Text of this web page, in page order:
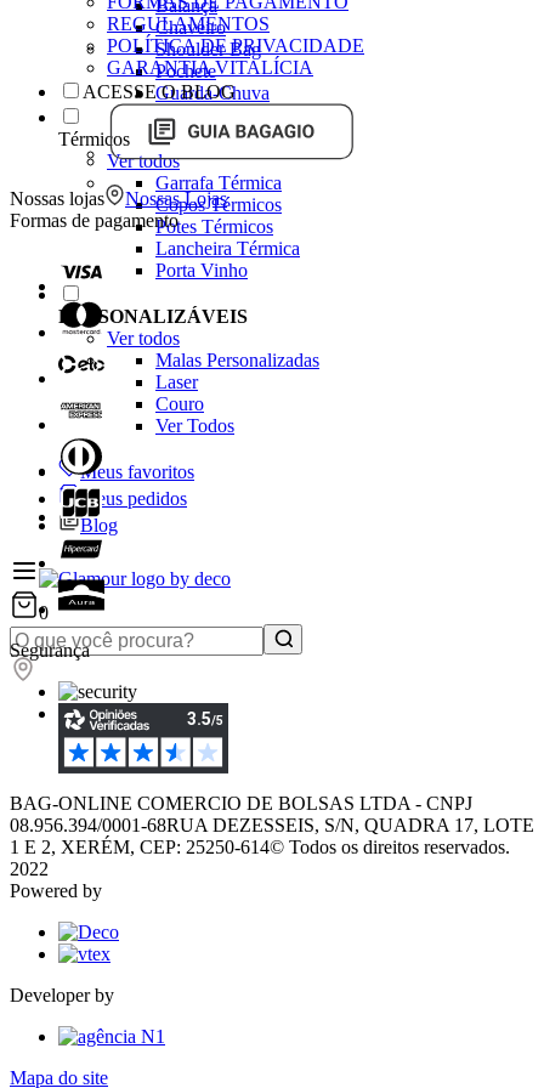
Balança
Chaveiro
Shoulder Bag
Pochete
Guarda-Chuva
Térmicos
Ver todos
Garrafa Térmica
Copos Térmicos
Potes Térmicos
Lancheira Térmica
Porta Vinho
PERSONALIZÁVEIS
Ver todos
Malas Personalizadas
Laser
Couro
Ver Todos
Meus favoritos
Meus pedidos
Blog
0
REGULAMENTOS
POLÍTICA DE PRIVACIDADE
GARANTIA VITALÍCIA
ACESSE O BLOG
Nossas lojas
Nossas Lojas
Formas de pagamento
Segurança
BAG-ONLINE COMERCIO DE BOLSAS LTDA - CNPJ
08.956.394/0001-68RUA DEZESSEIS, S/N, QUADRA 17, LOTE
1 E 2, XERÉM, CEP: 25250-614© Todos os direitos reservados.
2022
Powered by
Developer by
Mapa do site